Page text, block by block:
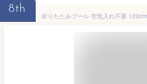
8th